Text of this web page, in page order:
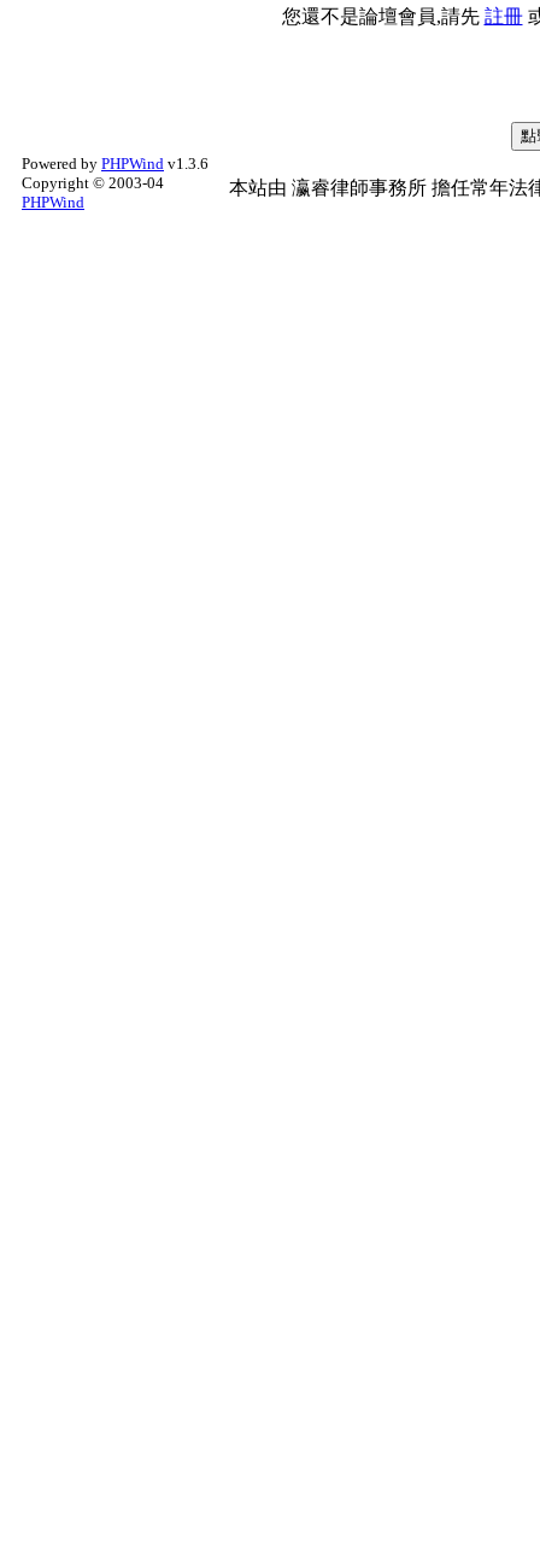
您還不是論壇會員,請先 註冊
Powered by PHPWind v1.3.6
Copyright © 2003-04
PHPWind
本站由 瀛睿律師事務所 擔任常年法